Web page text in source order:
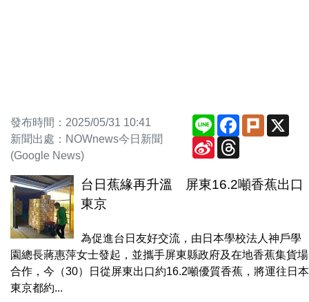
發布時間：2025/05/31 10:41
新聞出處：NOWnews今日新聞
(Google News)
Line Facebook
Plurk
Sina
Weibo
台日蕉緣再升溫 屏東16.2噸香蕉出口
東京
為促進台日友好交流，由日本學校法人神戶學
園總長蔣惠萍女士發起，並攜手屏東縣政府及在地香蕉集貨場
合作，今（30）日從屏東出口約16.2噸優質香蕉，將運往日本
東京都約...